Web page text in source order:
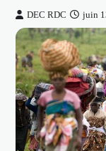
DEC RDC juin